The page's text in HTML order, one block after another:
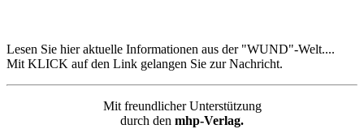
Lesen Sie hier aktuelle Informationen aus der "WUND"-Welt....
Mit KLICK auf den Link gelangen Sie zur Nachricht.
Mit freundlicher Unterstützung
durch den mhp-Verlag.